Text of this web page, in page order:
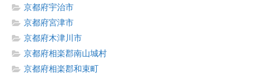
京都府宇治市
京都府宮津市
京都府木津川市
京都府相楽郡南山城村
京都府相楽郡和束町